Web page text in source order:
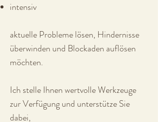
intensiv
aktuelle Probleme lösen, Hindernisse
überwinden und Blockaden auflösen
möchten.
Ich stelle Ihnen wertvolle Werkzeuge
zur Verfügung und unterstütze Sie
dabei,